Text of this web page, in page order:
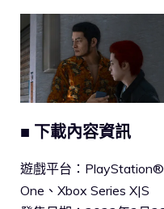
■ 下載內容資訊
遊戲平台：
One、Xbox Series X|S